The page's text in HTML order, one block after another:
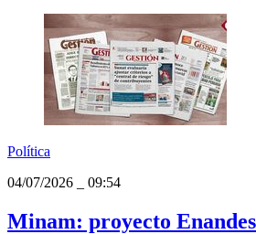
EFEMÉRIDES. Grupo Gloria con
azúcar para elaborar etanol. Revise el
día como hoy.
Redacción Gestión